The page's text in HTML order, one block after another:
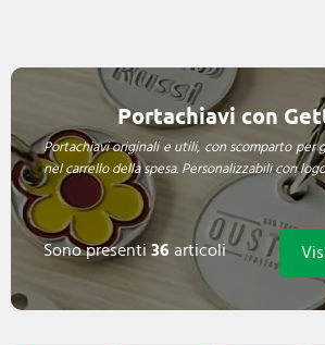
Portachiavi con
Portachiavi originali e utili, con scomparto per
nel carrello della spesa. Personalizzabili con
Sono presenti36articoli